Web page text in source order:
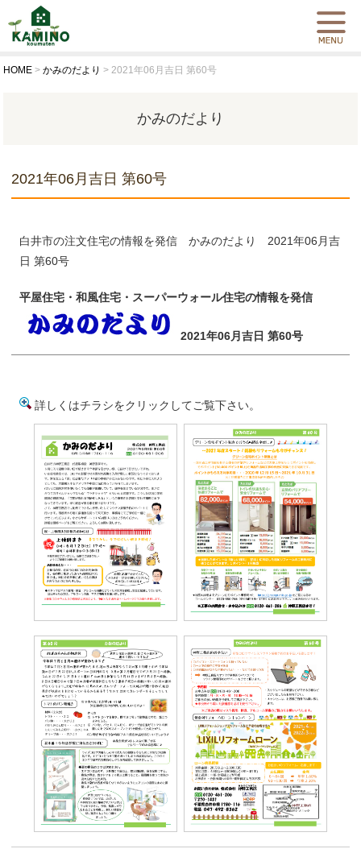
HOME >かみのだより >2021年06月吉日 第60号
かみのだより
2021年06月吉日 第60号
白井市の注文住宅の情報を発信 かみのだより 2021年06月吉
日 第60号
平屋住宅・和風住宅・スーパーウォール住宅の情報を発信
2021年06月吉日 第60号
詳しくはチラシをクリックしてご覧下さい。